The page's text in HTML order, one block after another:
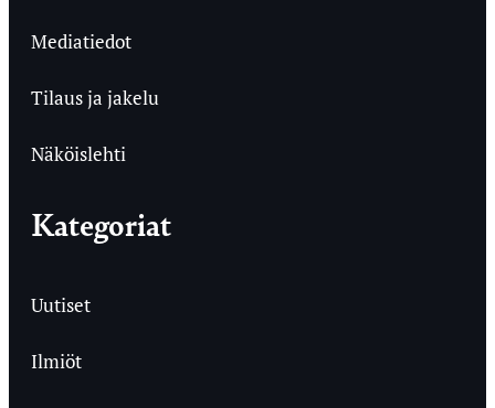
Mediatiedot
Tilaus ja jakelu
Näköislehti
Kategoriat
Uutiset
Ilmiöt